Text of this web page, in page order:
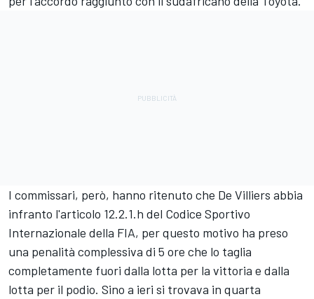
I commissari, però, hanno ritenuto che De Villiers abbia
infranto l'articolo 12.2.1.h del Codice Sportivo
Internazionale della FIA, per questo motivo ha preso
una penalità complessiva di 5 ore che lo taglia
completamente fuori dalla lotta per la vittoria e dalla
lotta per il podio. Sino a ieri si trovava in quarta